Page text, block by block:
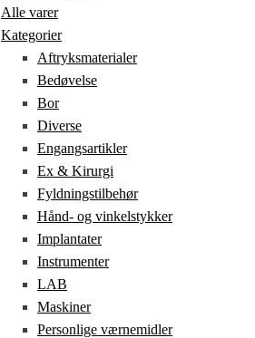
Alle varer
Kategorier
Aftryksmaterialer
Bedøvelse
Bor
Diverse
Engangsartikler
Ex & Kirurgi
Fyldningstilbehør
Hånd- og vinkelstykker
Implantater
Instrumenter
LAB
Maskiner
Personlige værnemidler